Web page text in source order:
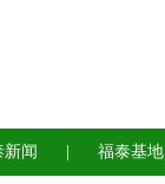
新闻 福泰基地